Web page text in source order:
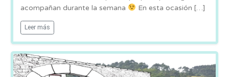
acompañan durante la semana
En esta ocasión […]
Leer más